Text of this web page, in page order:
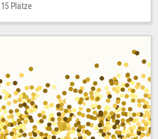
15 Plätze